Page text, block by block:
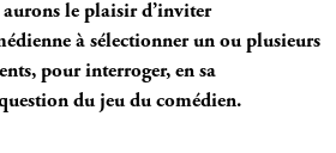
le plaisir d’inviter
à sélectionner un ou plusieurs
pour interroger, en sa
du jeu du comédien.